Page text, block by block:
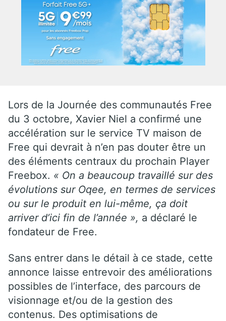
Lors de la Journée des communautés Free
du 3 octobre, Xavier Niel a confirmé une
accélération sur le service TV maison de
Free qui devrait à n’en pas douter être un
des éléments centraux du prochain Player
Freebox. « On a beaucoup travaillé sur des
évolutions sur Oqee, en termes de services
ou sur le produit en lui-même, ça doit
arriver d’ici fin de l’année », a déclaré le
fondateur de Free.
Sans entrer dans le détail à ce stade, cette
annonce laisse entrevoir des améliorations
possibles de l’interface, des parcours de
visionnage et/ou de la gestion des
contenus. Des optimisations de